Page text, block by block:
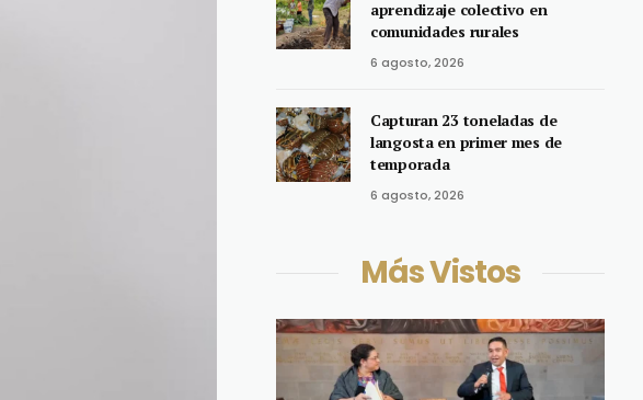
aprendizaje colectivo en
comunidades rurales
6 agosto, 2026
Capturan 23 toneladas de
langosta en primer mes de
temporada
6 agosto, 2026
Más Vistos